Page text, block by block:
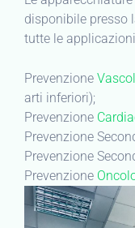
disponibile presso
tutte le
Prevenzione
arti inferiori);
Prevenzione
Prevenzione
Prevenzione
Prevenzione